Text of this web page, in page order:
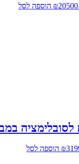
₪ המחיר
הוספה לסל
₪ המחיר
הוספה לסל